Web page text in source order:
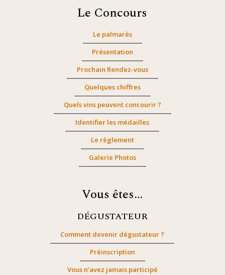
Le Concours
Le palmarès
Présentation
Prochain Rendez-vous
Quelques chiffres
Quels vins peuvent concourir ?
Identifier les médailles
Le règlement
Galerie Photos
Vous êtes…
DÉGUSTATEUR
Comment devenir dégustateur ?
Préinscription
Vous n’avez jamais participé